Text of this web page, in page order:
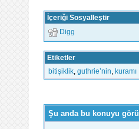
İçeriği Sosyalleştir
Digg
Etiketler
bitişiklik guthrie’nin kuramı
Şu anda bu konuyu